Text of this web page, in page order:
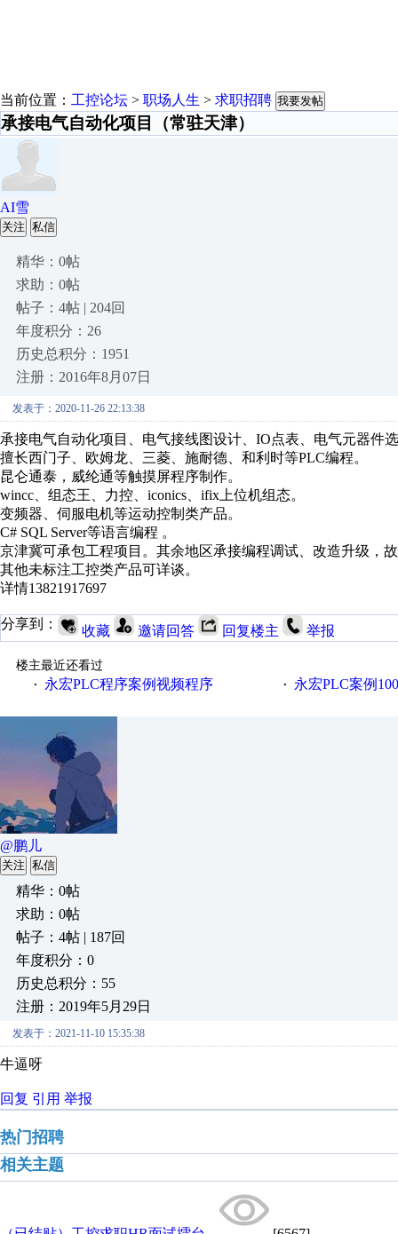
当前位置： 工控论坛 > 职场人生 > 求职招聘 我要发帖
承接电气自动化项目（常驻天津）
AI雪
关注 私信
精华：0帖
求助：0帖
帖子：4帖 | 204回
年度积分：26
历史总积分：1951
注册：2016年8月07日
发表于：2020-11-26 22:13:38
承接电气自动化项目、电气接线图设计、IO点表、电气元器件
擅长西门子、欧姆龙、三菱、施耐德、和利时等PLC编程。
昆仑通泰，威纶通等触摸屏程序制作。
wincc、组态王、力控、iconics、ifix上位机组态。
变频器、伺服电机等运动控制类产品。
C# SQL Server等语言编程 。
京津冀可承包工程项目。其余地区承接编程调试、改造升级，
其他未标注工控类产品可详谈。
详情13821917697
分享到： 收藏 邀请回答 回复楼主 举报
楼主最近还看过
·
永宏PLC程序案例视频程序 · 永宏PLC案例
@鹏儿
关注 私信
精华：0帖
求助：0帖
帖子：4帖 | 187回
年度积分：0
历史总积分：55
注册：2019年5月29日
发表于：2021-11-10 15:35:38
牛逼呀
回复 引用 举报
热门招聘
相关主题